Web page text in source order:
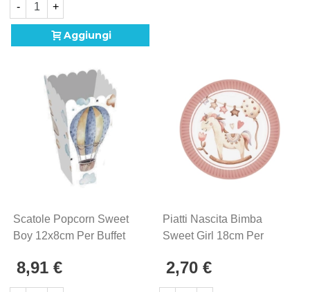
- +
Aggiungi
Scatole Popcorn Sweet
Boy 12x8cm Per Buffet
8,91 €
Piatti Nascita Bimba
Sweet Girl 18cm Per
2,70 €